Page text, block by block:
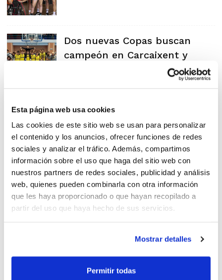
Esta página web usa cookies
Las cookies de este sitio web se usan para personalizar
el contenido y los anuncios, ofrecer funciones de redes
sociales y analizar el tráfico. Además, compartimos
información sobre el uso que haga del sitio web con
nuestros partners de redes sociales, publicidad y análisis
web, quienes pueden combinarla con otra información
que les haya proporcionado o que hayan recopilado a
partir del uso que haya hecho de sus servicios.
Mostrar detalles
Permitir todas
Dos nuevas Copas buscan
campeón en Carcaixent y
Copa Autonómica
Soul Basket Guadassuar y CB
Terralfàs jugarán la Final
Máxima expectación en